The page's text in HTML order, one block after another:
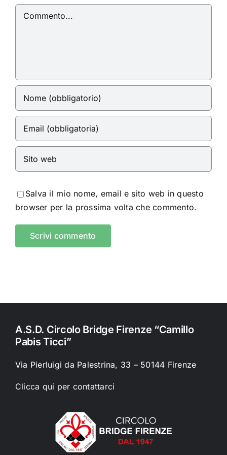
Commento
Salva il mio nome, email e sito web in questo
browser per la prossima volta che commento.
A.S.D. Circolo Bridge Firenze “Camillo
Pabis Ticci”
Via Pierluigi da Palestrina, 33 – 50144 Firenze
Clicca qui per contattarci